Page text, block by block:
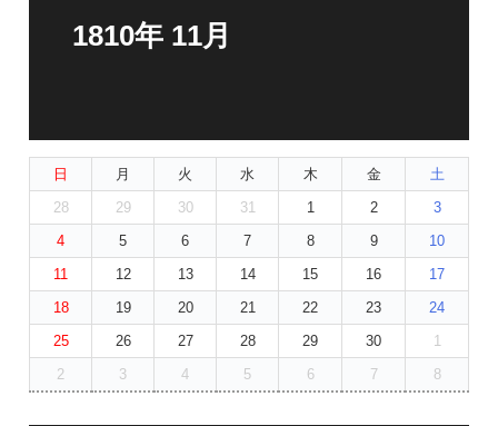
1810年 11月
日 月 火 水 木 金
土
28
29 30 31 1 2
3
4
5 6 7 8 9
10
11
12 13 14 15 16
17
18
19 20 21 22 23
24
25
26 27 28 29 30
1
2
3 4 5 6 7 8